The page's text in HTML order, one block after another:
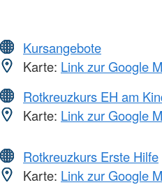
Kursangebote
Karte: Link zur Google
Rotkreuzkurs EH am
Karte: Link zur Google
Rotkreuzkurs Erste Hilfe
Karte: Link zur Google